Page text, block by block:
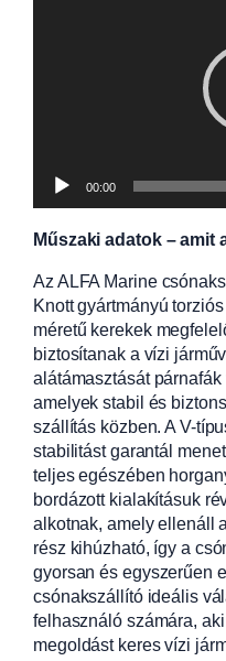
00:00
Műszaki adatok – amit
Az ALFA Marine
Knott gyártmányú
méretű kerekek
biztosítanak a vízi
alátámasztását
amelyek stabil és
szállítás közben. A V-
stabilitást garantál
teljes egészében
bordázott kialakításuk
alkotnak, amely ellenáll
rész kihúzható, így a
gyorsan és egyszerűen
csónakszállító ideális
felhasználó számára,
megoldást keres vízi